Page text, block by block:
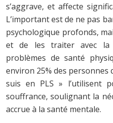
s’aggrave, et affecte
L’important est de ne pas
psychologique profonds,
et de les traiter avec la
problèmes de santé
environ 25% des personnes
suis en PLS » l’utilisent
souffrance, soulignant la
accrue à la santé mentale.